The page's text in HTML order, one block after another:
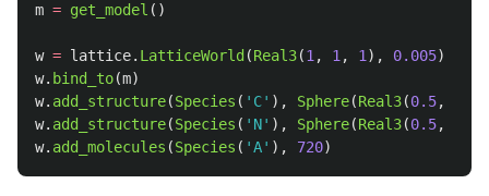
m = get_model ()
w = lattice. LatticeWorld (Real3(1 , 1 , 1 ), 0.005)
w. bind_to(m)
w. add_structure(Species ( ' C' ), Sphere(Real3(0.5,
w. add_structure(Species ( ' N' ), Sphere(Real3(0.5,
w. add_molecules (Species ( 'A' ), 720)